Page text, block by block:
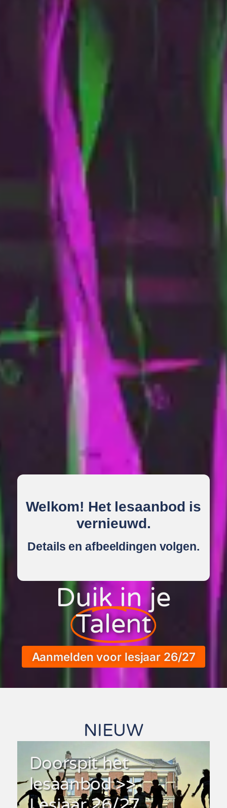
Welkom! Het lesaanbod is
vernieuwd.
Details en afbeeldingen volgen.
Duik in je
Talent
Aanmelden voor lesjaar 26/27
NIEUW
Doorspit het
lesaanbod >>